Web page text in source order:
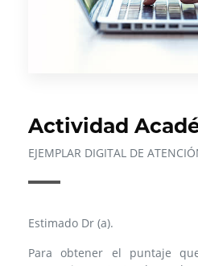
Actividad
EJEMPLAR DIGITAL DE
Estimado Dr (a).
Para obtener el puntaje